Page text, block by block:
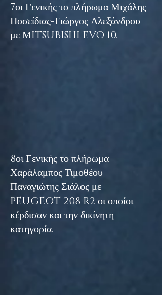
7οι Γενικής το πλήρωμα Μιχάλης
Ποσείδιας-Γιώργος Αλεξάνδρου
με ΜITSUBISHI EVO 10.
8οι Γενικής το πλήρωμα
Χαράλαμπος Τιμοθέου-
Παναγιώτης Σιάλος με
PEUGEOT 208 R2 οι οποίοι
κέρδισαν και την δικίνητη
κατηγορία.